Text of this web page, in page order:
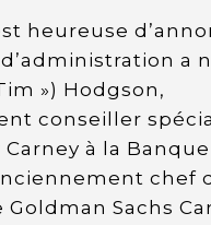
heureuse
a
») Hodgson,
conseiller
à la
chef
Sachs